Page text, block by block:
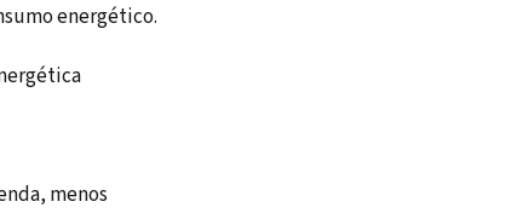
energético.
menos